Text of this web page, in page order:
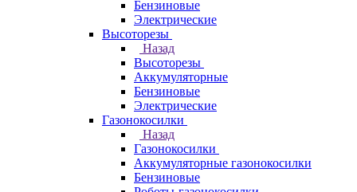
Бензиновые
Электрические
Высоторезы
Назад
Высоторезы
Аккумуляторные
Бензиновые
Электрические
Газонокосилки
Назад
Газонокосилки
Аккумуляторные газонокосилки
Бензиновые